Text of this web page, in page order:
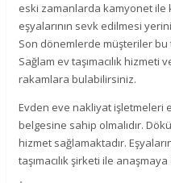
eski zamanlarda kamyonet
eşyalarının sevk edilmesi
Son dönemlerde müşteriler
Sağlam ev taşımacılık
rakamlara bulabilirsiniz.
Evden eve nakliyat işletmeleri
belgesine sahip olmalıdır.
hizmet sağlamaktadır.
taşımacılık şirketi ile